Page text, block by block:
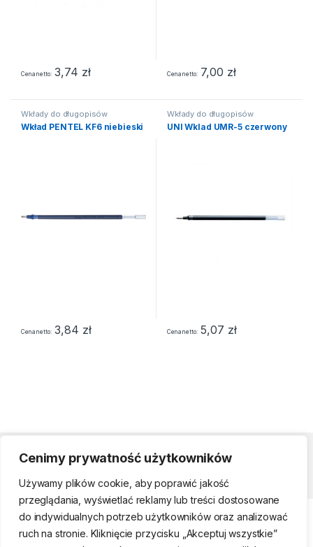
Cenimy prywatność użytkowników
Używamy plików cookie, aby poprawić jakość
przeglądania, wyświetlać reklamy lub treści dostosowane
do indywidualnych potrzeb użytkowników oraz analizować
ruch na stronie. Kliknięcie przycisku „Akceptuj wszystkie”
Cena netto 3,74 zł Cena netto 7,00 zł
Wkłady do długopisów
Wkład PENTEL KF6 niebieski
Cena netto 3,84 zł
Wkłady do długopisów
UNI Wklad UMR-5 czerwony
Cena netto 5,07 zł
Strefa klienta